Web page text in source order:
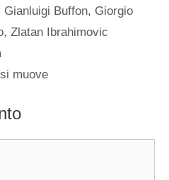
Gianluigi Buffon, Giorgio
, Zlatan Ibrahimovic
muove